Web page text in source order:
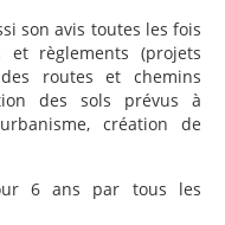
son avis toutes les fois
règlements (projets
routes et chemins
des sols prévus à
création de
6 ans par tous les